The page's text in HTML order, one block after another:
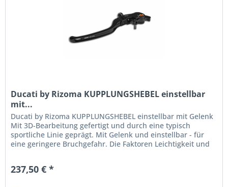
Ducati by Rizoma KUPPLUNGSHEBEL einstellbar
mit...
Ducati by Rizoma KUPPLUNGSHEBEL einstellbar mit Gelenk
Mit 3D-Bearbeitung gefertigt und durch eine typisch
sportliche Linie geprägt. Mit Gelenk und einstellbar - für
eine geringere Bruchgefahr. Die Faktoren Leichtigkeit und
237,50 € *